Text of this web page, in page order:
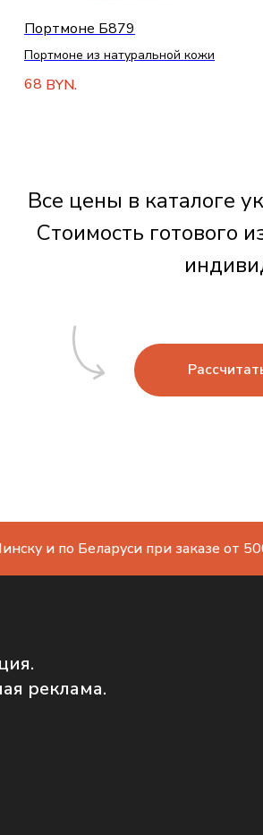
Портмоне Б879
Портмоне из натуральной кожи
68 BYN.
Все цены в каталоге
Стоимость готового
и по Беларуси при заказе от
реклама.